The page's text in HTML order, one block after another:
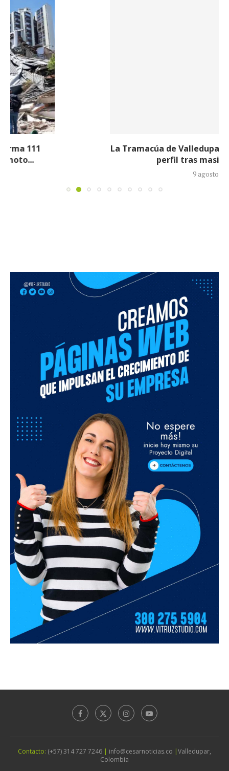
La Tramacúa de Valledupar recibe internos de alto
perfil tras masivo traslado...
Contacto: (+57) 314 727 7246 | info@cesarnoticias.co |Valledupar,
Colombia